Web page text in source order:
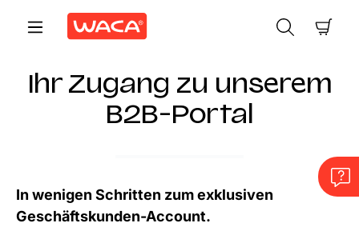
Zum Hauptinhalt springen
Ihr Zugang zu unserem
B2B-Portal
In wenigen Schritten zum exklusiven
Geschäftskunden-Account.